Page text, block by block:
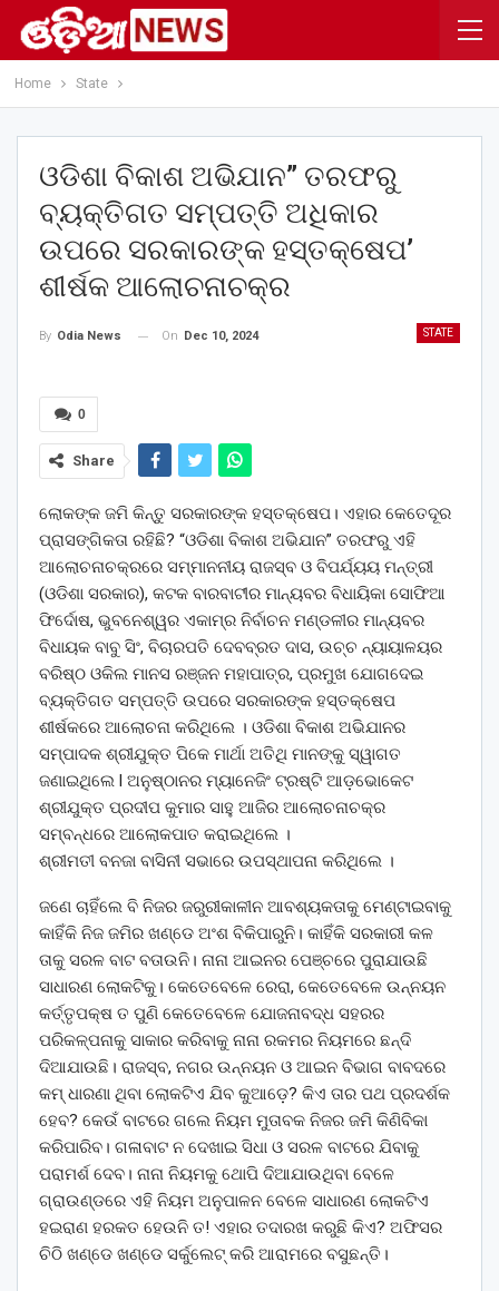
Home State
ଓଡିଶା ବିକାଶ ଅଭିଯାନ” ତରଫରୁ
ବ୍ୟକ୍ତିଗତ ସମ୍ପତ୍ତି ଅଧିକାର
ଉପରେ ସରକାରଙ୍କ ହସ୍ତକ୍ଷେପ’
ଶୀର୍ଷକ ଆଲୋଚନାଚକ୍ର
STATE
By Odia News On Dec 10, 2024
0
Share
ଲୋକଙ୍କ ଜମି କିନ୍ତୁ ସରକାରଙ୍କ ହସ୍ତକ୍ଷେପ। ଏହାର କେତେଦୂର
ପ୍ରାସଙ୍ଗିକତା ରହିଛି? “ଓଡିଶା ବିକାଶ ଅଭିଯାନ” ତରଫରୁ ଏହି
ଆଲୋଚନାଚକ୍ରରେ ସମ୍ମାନନୀୟ ରାଜସ୍ବ ଓ ବିପର୍ଯ୍ୟୟ ମନ୍ତ୍ରୀ
(ଓଡିଶା ସରକାର), କଟକ ବାରବାଟୀର ମାନ୍ୟବର ବିଧାୟିକା ସୋଫିଆ
ଫିର୍ଦୋଷ, ଭୁବନେଶ୍ୱର ଏକାମ୍ର ନିର୍ବାଚନ ମଣ୍ଡଳୀର ମାନ୍ୟବର
ବିଧାୟକ ବାବୁ ସିଂ, ବିଚାରପତି ଦେବବ୍ରତ ଦାସ, ଉଚ୍ଚ ନ୍ୟାୟାଳୟର
ବରିଷ୍ଠ ଓକିଲ ମାନସ ରଞ୍ଜନ ମହାପାତ୍ର, ପ୍ରମୁଖ ଯୋଗଦେଇ
ବ୍ୟକ୍ତିଗତ ସମ୍ପତ୍ତି ଉପରେ ସରକାରଙ୍କ ହସ୍ତକ୍ଷେପ
ଶୀର୍ଷକରେ ଆଲୋଚନା କରିଥିଲେ । ଓଡିଶା ବିକାଶ ଅଭିଯାନର
ସମ୍ପାଦକ ଶ୍ରୀଯୁକ୍ତ ପିକେ ମାର୍ଥା ଅତିଥି ମାନଙ୍କୁ ସ୍ୱାଗତ
ଜଣାଇଥିଲେ l ଅନୁଷ୍ଠାନର ମ୍ୟାନେଜିଂ ଟ୍ରଷ୍ଟି ଆଡ଼ଭୋକେଟ
ଶ୍ରୀଯୁକ୍ତ ପ୍ରଦୀପ କୁମାର ସାହୁ ଆଜିର ଆଲୋଚନାଚକ୍ର
ସମ୍ବନ୍ଧରେ ଆଲୋକପାତ କରାଇଥିଲେ ।
ଶ୍ରୀମତୀ ବନଜା ବାସିନୀ ସଭାରେ ଉପସ୍ଥାପନା କରିଥିଲେ ।
ଜଣେ ଚାହିଁଲେ ବି ନିଜର ଜରୁରୀକାଳୀନ ଆବଶ୍ୟକତାକୁ ମେଣ୍ଟାଇବାକୁ
କାହିଁକି ନିଜ ଜମିର ଖଣ୍ଡେ ଅଂଶ ବିକିପାରୁନି। କାହିଁକି ସରକାରୀ କଳ
ତାକୁ ସରଳ ବାଟ ବତାଉନି। ନାନା ଆଇନର ପେଞ୍ଚରେ ପୁରାଯାଉଛି
ସାଧାରଣ ଲୋକଟିକୁ। କେତେବେଳେ ରେରା, କେତେବେଳେ ଉନ୍ନୟନ
କର୍ତ୍ତୃପକ୍ଷ ତ ପୁଣି କେତେବେଳେ ଯୋଜନାବଦ୍ଧ ସହରର
ପରିକଳ୍ପନାକୁ ସାକାର କରିବାକୁ ନାନା ରକମର ନିୟମରେ ଛନ୍ଦି
ଦିଆଯାଉଛି। ରାଜସ୍ବ, ନଗର ଉନ୍ନୟନ ଓ ଆଇନ ବିଭାଗ ବାବଦରେ
କମ୍ ଧାରଣା ଥିବା ଲୋକଟିଏ ଯିବ କୁଆଡ଼େ? କିଏ ତାର ପଥ ପ୍ରଦର୍ଶକ
ହେବ? କେଉଁ ବାଟରେ ଗଲେ ନିୟମ ମୁତାବକ ନିଜର ଜମି କିଣିବିକା
କରିପାରିବ। ଗଳାବାଟ ନ ଦେଖାଇ ସିଧା ଓ ସରଳ ବାଟରେ ଯିବାକୁ
ପରାମର୍ଶ ଦେବ। ନାନା ନିୟମକୁ ଥୋପି ଦିଆଯାଉଥିବା ବେଳେ
ଗ୍ରାଉଣ୍ଡରେ ଏହି ନିୟମ ଅନୁପାଳନ ବେଳେ ସାଧାରଣ ଲୋକଟିଏ
ହଇରାଣ ହରକତ ହେଉନି ତ! ଏହାର ତଦାରଖ କରୁଛି କିଏ? ଅଫିସର
ଚିଠି ଖଣ୍ଡେ ଖଣ୍ଡେ ସର୍କୁଲେଟ୍ କରି ଆରାମରେ ବସୁଛନ୍ତି।